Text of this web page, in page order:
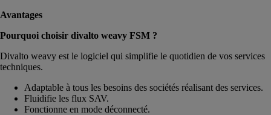
Avantages
Pourquoi choisir divalto weavy FSM ?
Divalto weavy est le logiciel qui simplifie le quotidien de vos services
techniques.
Adaptable à tous les besoins des sociétés réalisant des services.
Fluidifie les flux SAV.
Fonctionne en mode déconnecté.